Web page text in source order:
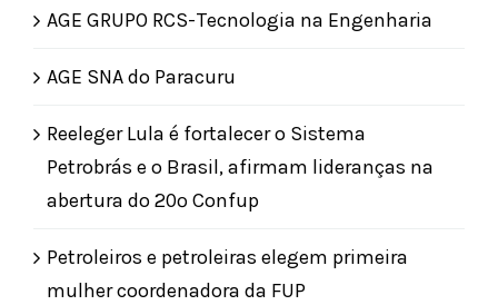
AGE GRUPO RCS-Tecnologia na Engenharia
AGE SNA do Paracuru
Reeleger Lula é fortalecer o Sistema
Petrobrás e o Brasil, afirmam lideranças na
abertura do 20º Confup
Petroleiros e petroleiras elegem primeira
mulher coordenadora da FUP